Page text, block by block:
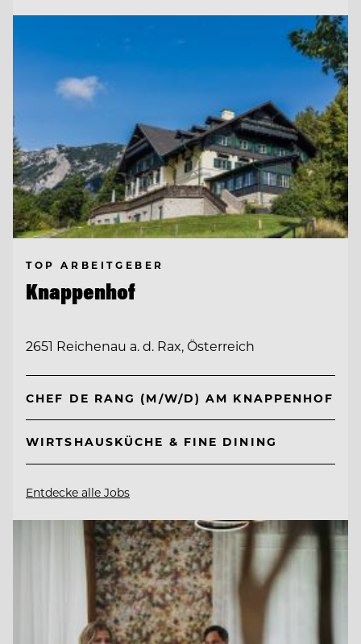
TOP ARBEITGEBER
Knappenhof
2651 Reichenau a. d. Rax, Österreich
CHEF DE RANG (M/W/D) AM KNAPPENHOF
WIRTSHAUSKÜCHE & FINE DINING
Entdecke alle Jobs